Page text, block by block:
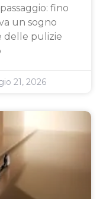
fino
un sogno
delle pulizie
21, 2026